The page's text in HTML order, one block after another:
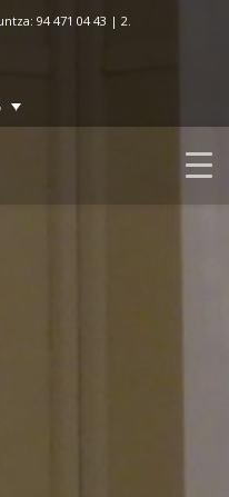
94 471 04 43 | 2.